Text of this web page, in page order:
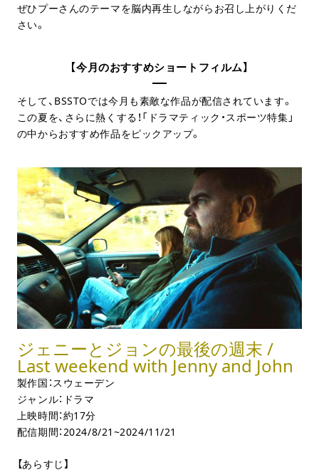
ぜひプーさんのテーマを脳内再生しながらお召し上がりくだ
さい。
【今月のおすすめショートフィルム】
そして、BSSTOでは今月も素敵な作品が配信されています。
この夏を、さらに熱くする！「ドラマティック・スポーツ特集」
の中からおすすめ作品をピックアップ。
ジェニーとジョンの最後の週末 /
Last weekend with Jenny and John
製作国：スウェーデン
ジャンル：ドラマ
上映時間：約17分
配信期間：2024/8/21~2024/11/21
【あらすじ】